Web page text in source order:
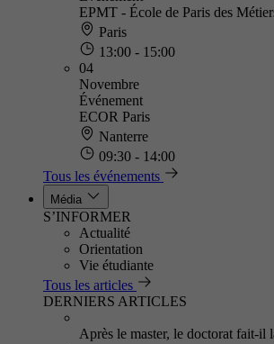
EPMT - École de Paris des
Paris
13:00 - 15:00
04
Novembre
Événement
ECOR Paris
Nanterre
09:30 - 14:00
Tous les événements
Média
S’INFORMER
Actualité
Orientation
Vie étudiante
Tous les articles
DERNIERS ARTICLES
Après le master, le doctorat fait-il